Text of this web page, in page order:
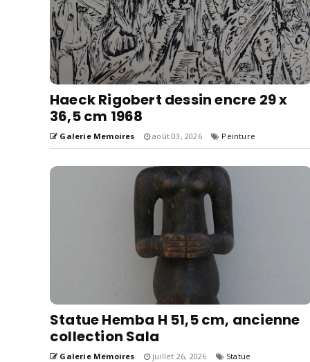
Haeck Rigobert dessin encre 29 x
36,5 cm 1968
Galerie Memoires août 03, 2026 Peinture
Statue Hemba H 51,5 cm, ancienne
collection Sala
Galerie Memoires juillet 26, 2026 Statue